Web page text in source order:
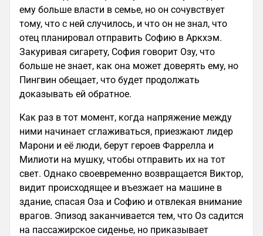
ему больше власти в семье, но он сочувствует
тому, что с ней случилось, и что он не знал, что
отец планировал отправить Софию в Аркхэм.
Закуривая сигарету, София говорит Озу, что
больше не знает, как она может доверять ему, но
Пингвин обещает, что будет продолжать
доказывать ей обратное.
Как раз в тот момент, когда напряжение между
ними начинает сглаживаться, приезжают лидер
Марони и её люди, берут героев Фаррелла и
Милиоти на мушку, чтобы отправить их на тот
свет. Однако своевременно возвращается Виктор,
видит происходящее и въезжает на машине в
здание, спасая Оза и Софию и отвлекая внимание
врагов. Эпизод заканчивается тем, что Оз садится
на пассажирское сиденье, но приказывает